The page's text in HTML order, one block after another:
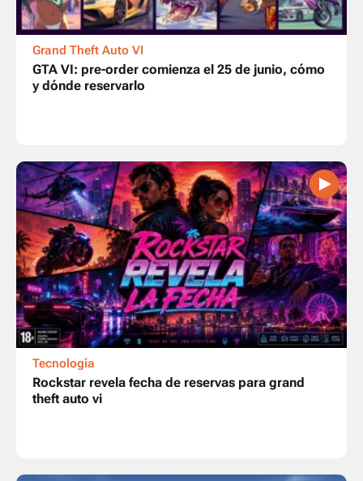
Grand Theft Auto VI
GTA VI: pre-order comienza el 25 de junio, cómo
y dónde reservarlo
Tecnología
Rockstar revela fecha de reservas para grand
theft auto vi